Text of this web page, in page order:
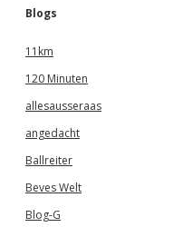
Blogs
11km
120 Minuten
allesausseraas
angedacht
Ballreiter
Beves Welt
Blog-G